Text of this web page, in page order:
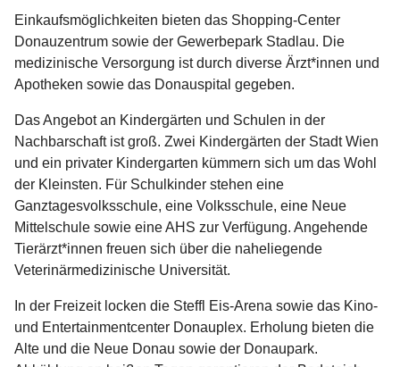
Einkaufsmöglichkeiten bieten das Shopping-Center
Donauzentrum sowie der Gewerbepark Stadlau. Die
medizinische Versorgung ist durch diverse Ärzt*innen und
Apotheken sowie das Donauspital gegeben.
Das Angebot an Kindergärten und Schulen in der
Nachbarschaft ist groß. Zwei Kindergärten der Stadt Wien
und ein privater Kindergarten kümmern sich um das Wohl
der Kleinsten. Für Schulkinder stehen eine
Ganztagesvolksschule, eine Volksschule, eine Neue
Mittelschule sowie eine AHS zur Verfügung. Angehende
Tierärzt*innen freuen sich über die naheliegende
Veterinärmedizinische Universität.
In der Freizeit locken die Steffl Eis-Arena sowie das Kino-
und Entertainmentcenter Donauplex. Erholung bieten die
Alte und die Neue Donau sowie der Donaupark.